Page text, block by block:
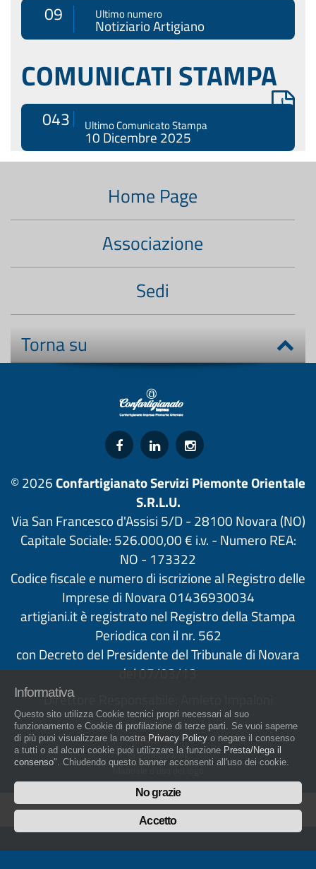
09 Ultimo numero
Notiziario Artigiano
COMUNICATI STAMPA
043 Ultimo Comunicato Stampa
10 Dicembre 2025
secondario:
Home Page
Associazione
Sedi
Torna su
© 2026Confartigianato Servizi Piemonte Orientale
S.R.L.U.
Via San Francesco d'Assisi 5/D - 28100 Novara (NO)
Capitale Sociale: 526.000,00 € i.v. - Numero REA:
NO - 173322
Codice fiscale e numero di iscrizione al Registro delle
Imprese di Novara 01436930034
artigiani.it è registrato nel Registro della Stampa
Periodica con il nr. 562
con Decreto del Presidente del Tribunale di Novara
del 07/03/13
Direttore Responsabile: Amleto Impaloni
Privacy
Cookie
Whistleblowing
Manuale d'uso del logo
Policy sulla Parità di genere
Informativa
Questo sito utilizza Cookie tecnici propri necessari al suo
funzionamento e Cookie di profilazione di terze parti. Se vuoi saperne
di più puoi visualizzare la nostra Privacy Policy o negare il consenso
a tutti o ad alcuni cookie puoi utilizzare la funzione Presta/Nega il
consenso". Chiudendo questo banner acconsenti all'uso dei cookie.
No grazie
Accetto